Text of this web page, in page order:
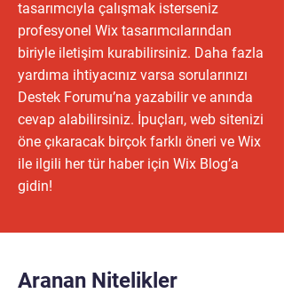
tasarımcıyla çalışmak isterseniz
profesyonel Wix tasarımcılarından
biriyle iletişim kurabilirsiniz. Daha fazla
yardıma ihtiyacınız varsa sorularınızı
Destek Forumu’na yazabilir ve anında
cevap alabilirsiniz. İpuçları, web sitenizi
öne çıkaracak birçok farklı öneri ve Wix
ile ilgili her tür haber için Wix Blog’a
gidin!
Aranan Nitelikler